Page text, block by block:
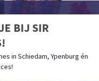
BIJ SIR
in Schiedam, Ypenburg én